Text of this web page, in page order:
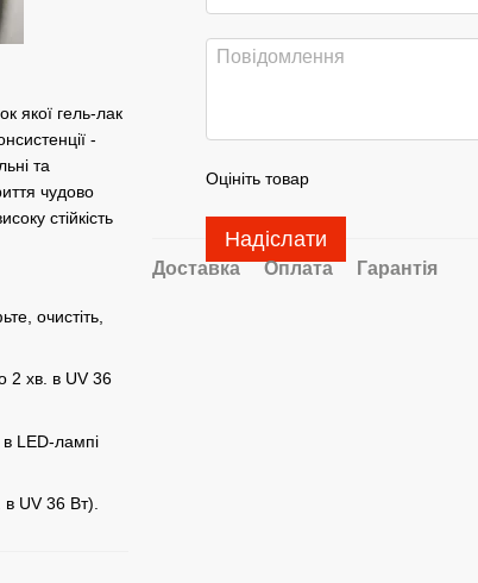
якої гель-лак
-
та
чудово
стійкість
очистіть,
2 хв. в UV 36
LED-лампі
в UV 36 Вт).
Оцініть товар
Надіслати
Доставка Оплата Гарантія